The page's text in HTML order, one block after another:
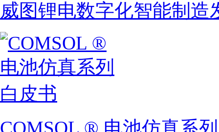
威图锂电数字化智能制造
COMSOL ® 电池仿真系